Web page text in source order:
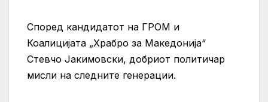
Според кандидатот на ГРОМ и
Коалицијата „Храбро за Македонија“
Стевчо Јакимовски, добриот политичар
мисли на следните генерации.